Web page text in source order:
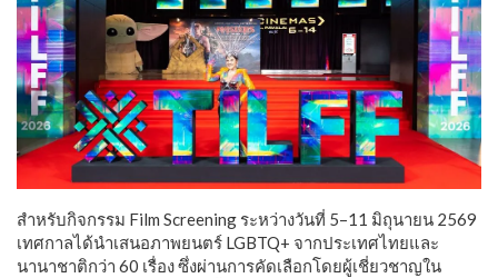
​สำหรับกิจกรรม Film Screening ระหว่างวันที่ 5–11 มิถุนายน 2569
เทศกาลได้นำเสนอภาพยนตร์ LGBTQ+ จากประเทศไทยและ
นานาชาติกว่า 60 เรื่อง ซึ่งผ่านการคัดเลือกโดยผู้เชี่ยวชาญใน